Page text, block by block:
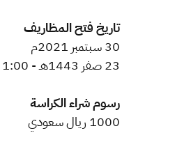
تاريخ فتح المظاريف
30 سبتمبر 2021م
23 صفر 1443هـ - 1:00 مساءً
رسوم شراء الكراسة
1000 ريال سعودي